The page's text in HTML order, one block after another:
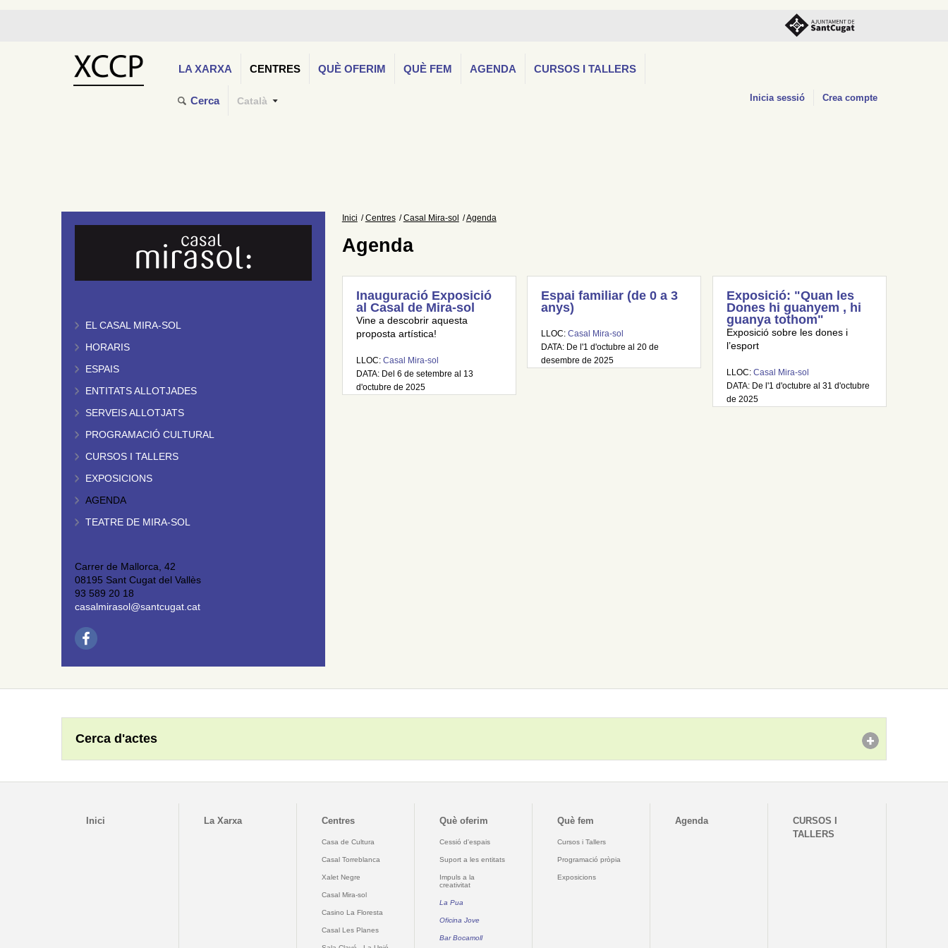
LA XARXA CENTRES QUÈ OFERIM QUÈ FEM AGENDA CURSOS I TALLERS
Cerca Català Inicia sessió Crea compte
EL CASAL MIRA-SOL
HORARIS
ESPAIS
ENTITATS ALLOTJADES
SERVEIS ALLOTJATS
PROGRAMACIÓ CULTURAL
CURSOS I TALLERS
EXPOSICIONS
AGENDA
TEATRE DE MIRA-SOL
Carrer de Mallorca, 42
08195 Sant Cugat del Vallès
93 589 20 18
casalmirasol@santcugat.cat
Inici Centres Casal Mira-sol Agenda
Agenda
Inauguració Exposició
al Casal de Mira-sol
Vine a descobrir aquesta
proposta artística!
LLOC: Casal Mira-sol
DATA: Del 6 de setembre al 13
d'octubre de 2025
Espai familiar (de 0 a 3
anys)
LLOC:Casal Mira-sol
DATA: De l'1 d'octubre al 20 de
desembre de 2025
Exposició: "Quan les
Dones hi guanyem , hi
guanya tothom"
Exposició sobre les dones i
l’esport
LLOC: Casal Mira-sol
DATA: De l'1 d'octubre al 31 d'octubre
de 2025
Cerca d'actes
Inici La Xarxa Centres
Casa de Cultura
Casal Torreblanca
Xalet Negre
Casal Mira-sol
Casino La Floresta
Casal Les Planes
Què oferim
Cessió d'espais
Suport a les entitats
Impuls a la
creativitat
La Pua
Oficina Jove
Bar Bocamoll
Què fem
Cursos i Tallers
Programació pròpia
Exposicions
Agenda
CURSOS I
TALLERS